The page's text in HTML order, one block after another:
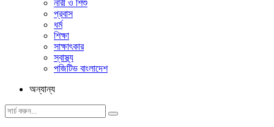
নারী ও শিশু
প্রবাস
ধর্ম
শিক্ষা
সাক্ষাৎকার
স্বাস্থ্য
পজিটিভ বাংলাদেশ
অন্যান্য